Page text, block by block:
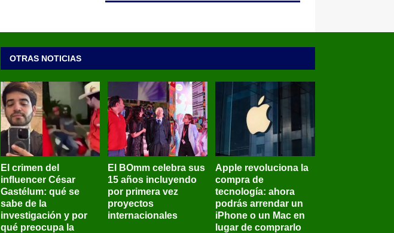
OTRAS NOTICIAS
El crimen del
influencer César
Gastélum: qué se
sabe de la
investigación y por
qué preocupa la
El BOmm celebra sus
15 años incluyendo
por primera vez
proyectos
internacionales
Apple revoluciona la
compra de
tecnología: ahora
podrás arrendar un
iPhone o un Mac en
lugar de comprarlo